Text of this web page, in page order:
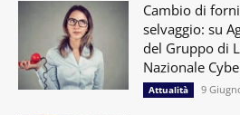
Cambio di
selvaggio: su
del Gruppo di
Nazionale
Attualità 9